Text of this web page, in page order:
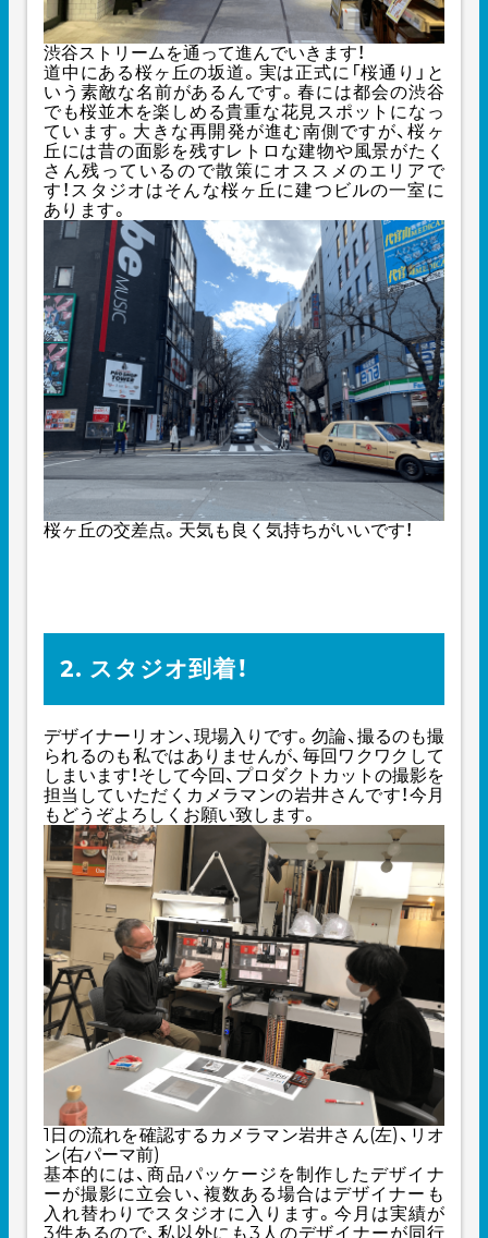
渋谷ストリームを通って進んでいきます！
道中にある桜ヶ丘の坂道。実は正式に「桜通り」と
いう素敵な名前があるんです。春には都会の渋谷
でも桜並木を楽しめる貴重な花見スポットになっ
ています。大きな再開発が進む南側ですが、桜ヶ
丘には昔の面影を残すレトロな建物や風景がたく
さん残っているので散策にオススメのエリアで
す！スタジオはそんな桜ヶ丘に建つビルの一室に
あります。
桜ヶ丘の交差点。天気も良く気持ちがいいです！
2. スタジオ到着！
デザイナーリオン、現場入りです。勿論、撮るのも撮
られるのも私ではありませんが、毎回ワクワクして
しまいます！そして今回、プロダクトカットの撮影を
担当していただくカメラマンの岩井さんです！今月
もどうぞよろしくお願い致します。
1日の流れを確認するカメラマン岩井さん(左)、リオ
ン(右パーマ前)
基本的には、商品パッケージを制作したデザイナ
ーが撮影に立会い、複数ある場合はデザイナーも
入れ替わりでスタジオに入ります。今月は実績が
3件あるので、私以外にも3人のデザイナーが同行